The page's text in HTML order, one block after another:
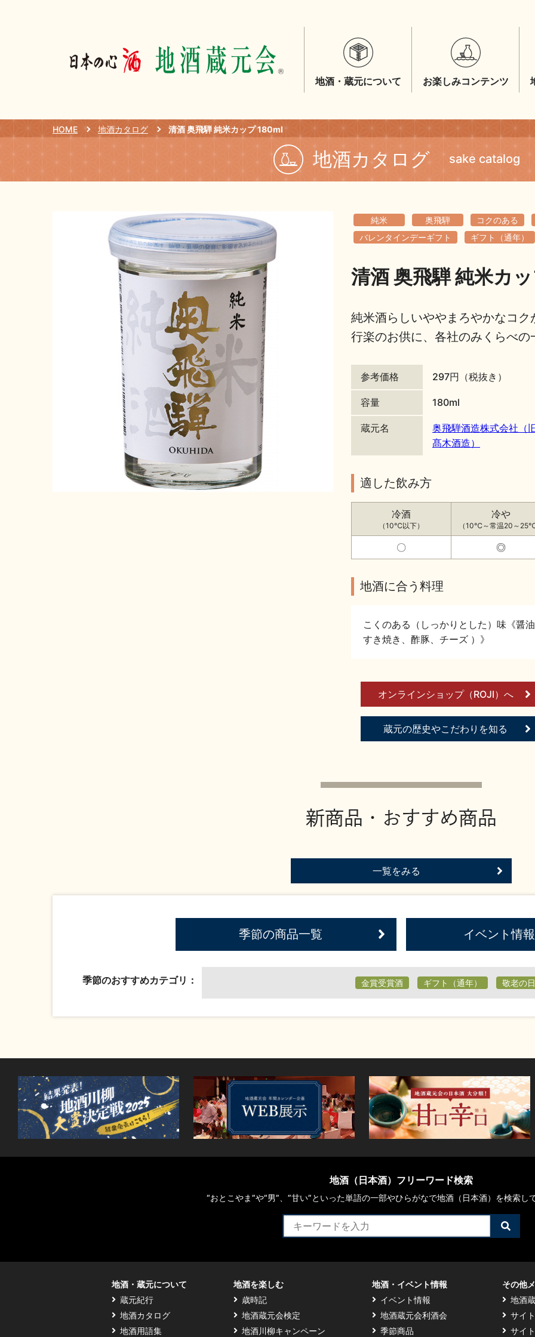
地酒・蔵元について お楽しみコンテンツ
HOME 地酒カタログ 清酒 奥飛騨 純米カップ 180ml
地酒カタログ sake catalog
純米 奥飛騨 コクのある
バレンタインデーギフト
ギフト（通年）
清酒 奥飛騨 純米カ
純米酒らしいややまろやかなコ
行楽のお供に、各社のみくらべの
参考価格 297円（税抜き）
容量 180ml
蔵元名
奥飛騨酒造株式会社（
髙木酒造）
適した飲み方
冷酒
（10℃以下）
冷や
（10℃～常温20～25℃
〇 ◎
地酒に合う料理
こくのある（しっかりとした）味《醤
すき焼き、酢豚、チーズ ）》
オンラインショップ（ROJI）へ
蔵元の歴史やこだわりを知る
新商品・おすすめ商品
一覧をみる
季節の商品一覧 イベント情
季節のおすすめカテゴリ： 金賞受賞酒 ギフト（通年） 敬老の
地酒（日本酒）フリーワード検索
“おとこやま”や“男”、”甘い”といった単語の一部やひらがなで地酒（日本酒）を検索し
検
索
地酒・蔵元について
蔵元紀行
地酒カタログ
地酒用語集
地酒を楽しむ
歳時記
地酒蔵元会検定
地酒川柳キャンペーン
地酒・イベント情報
イベント情報
地酒蔵元会利酒会
季節商品
その他
地酒
サイ
サイ